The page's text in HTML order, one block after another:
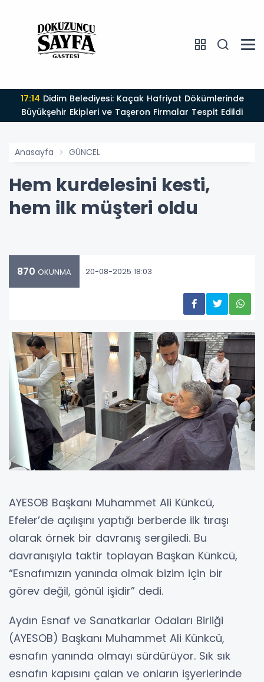
17:14
Büyükşehir Ekipleri ve Taşeron Firmalar Tespit Edildi
Anasayfa GÜNCEL
Hem kurdelesini kesti,
hem ilk müşteri oldu
870 OKUNMA 20-08-2025 18:03
AYESOB Başkanı Muhammet Ali Künkcü,
Efeler’de açılışını yaptığı berberde ilk tıraşı
olarak örnek bir davranış sergiledi. Bu
davranışıyla taktir toplayan Başkan Künkcü,
“Esnafımızın yanında olmak bizim için bir
görev değil, gönül işidir” dedi.
Aydın Esnaf ve Sanatkarlar Odaları Birliği
(AYESOB) Başkanı Muhammet Ali Künkcü,
esnafın yanında olmayı sürdürüyor. Sık sık
esnafın kapısını çalan ve onların işyerlerinde